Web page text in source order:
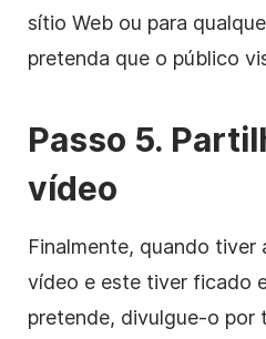
sítio Web ou para
pretenda que o público
Passo 5.
vídeo
Finalmente, quando tiver
vídeo e este tiver ficado
pretende, divulgue-o por